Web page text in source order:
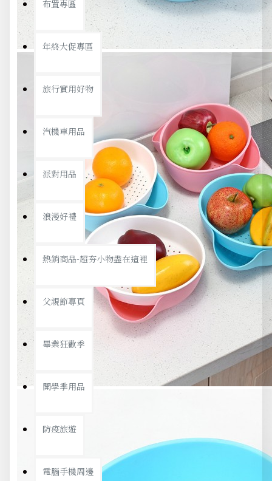
布置專區
年終大促專區
旅行實用好物
汽機車用品
派對用品
浪漫好禮
熱銷商品-超夯小物盡在這裡
父親節專頁
畢業狂歡季
開學季用品
防疫旅遊
電腦手機周邊